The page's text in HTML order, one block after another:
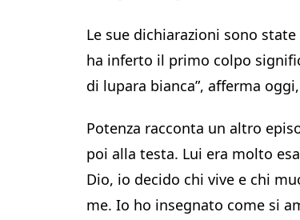
Le sue dichiarazioni sono
ha inferto il primo colpo
di lupara bianca”, afferma
Potenza racconta un altro
poi alla testa. Lui era molto
Dio, io decido chi vive e chi
me. Io ho insegnato come si